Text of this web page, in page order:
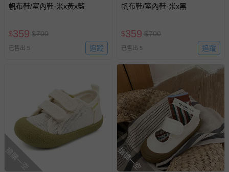
帆布鞋/室內鞋-米x黃x藍
$359 $700
已售出 5 追蹤
帆布鞋/室內鞋-米x黑
$359 $700
已售出 5 追蹤
搶購一空 搶購一空